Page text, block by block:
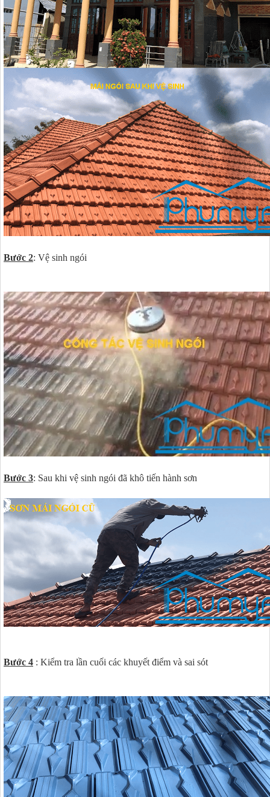
Bước 2: Vệ sinh ngói
Bước 3: Sau khi vệ sinh ngói đã khô tiến hành sơn
Bước 4 : Kiểm tra lần cuối các khuyết điểm và sai sót